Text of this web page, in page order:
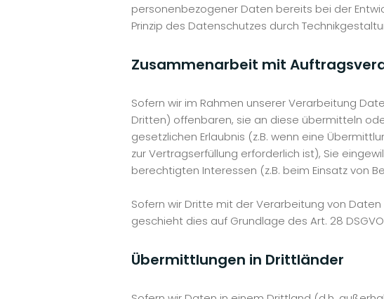
personenbezogener Daten bereits bei der
Prinzip des Datenschutzes durch
Zusammenarbeit mit
Sofern wir im Rahmen unserer Verarbeitung
Dritten) offenbaren, sie an diese übermitteln
gesetzlichen Erlaubnis (z.B. wenn eine
zur Vertragserfüllung erforderlich ist), Sie
berechtigten Interessen (z.B. beim Einsatz von
Sofern wir Dritte mit der Verarbeitung von
geschieht dies auf Grundlage des Art. 28
Übermittlungen in Drittländer